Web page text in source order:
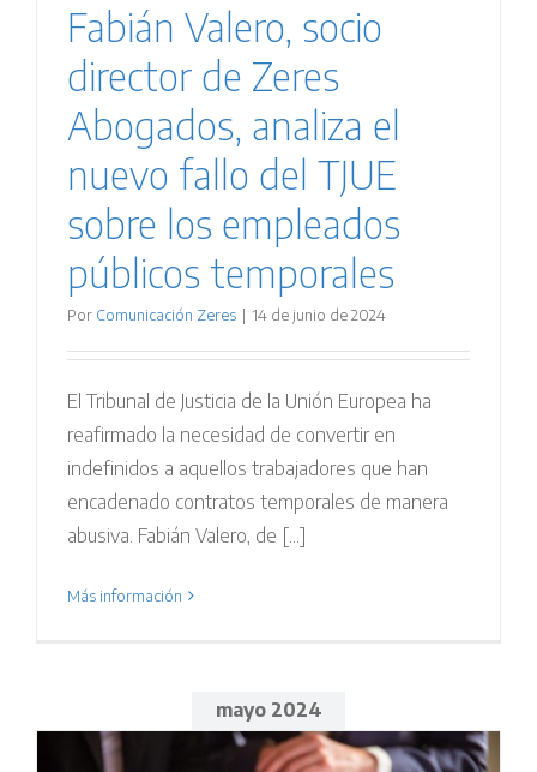
Fabián Valero, socio
director de Zeres
Abogados, analiza el
nuevo fallo del TJUE
sobre los empleados
públicos temporales
Por Comunicación Zeres | 14 de junio de 2024
El Tribunal de Justicia de la Unión Europea ha
reafirmado la necesidad de convertir en
indefinidos a aquellos trabajadores que han
encadenado contratos temporales de manera
abusiva. Fabián Valero, de [...]
Más información
mayo 2024